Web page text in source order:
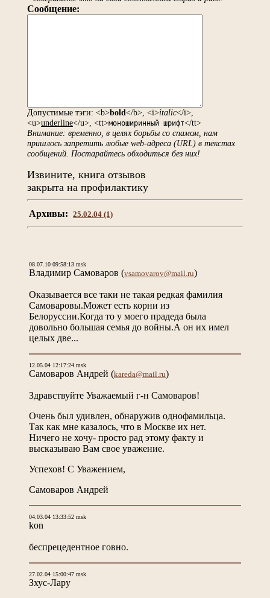
Сообщение:
Допустимые тэги: <b>bold</b>, <i>italic</i>,
<u>underline</u>, <tt>моноширинный шрифт</tt>
Внимание: временно, в целях борьбы со спамом, нам
пришлось запретить любые web-адреса (URL) в текстах
сообщений. Постарайтесь обходиться без них!
Извините, книга отзывов
закрыта на профилактику
Архивы: 25.02.04 (1)
08.07.10 09:58:13 msk
Владимир Самоваров (vsamovarov@mail.ru)
Оказывается все таки не такая редкая фамилия
Самоваровы.Может есть корни из
Белоруссии.Когда то у моего прадеда была
довольно большая семья до войны.А он их имел
целых две...
12.05.04 12:17:24 msk
Самоваров Андрей (kareda@mail.ru)
Здравствуйте Уважаемый г-н Самоваров!
Очень был удивлен, обнаружив однофамильца.
Так как мне казалось, что в Москве их нет.
Ничего не хочу- просто рад этому факту и
высказываю Вам свое уважение.
Успехов! С Уважением,
Самоваров Андрей
04.03.04 13:33:52 msk
kon
беспрецедентное говно.
27.02.04 15:00:47 msk
Зхус-Лару